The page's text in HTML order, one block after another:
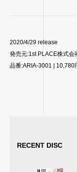
2020/4/29 release
発売元:1st PLACE株式会
品番:ARIA-3001 | 10,780
RECENT DISC